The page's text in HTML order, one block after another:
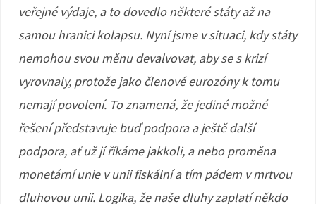
veřejné výdaje, a to dovedlo některé státy až na
samou hranici kolapsu. Nyní jsme v situaci, kdy státy
nemohou svou měnu devalvovat, aby se s krizí
vyrovnaly, protože jako členové eurozóny k tomu
nemají povolení. To znamená, že jediné možné
řešení představuje buď podpora a ještě další
podpora, ať už jí říkáme jakkoli, a nebo proměna
monetární unie v unii fiskální a tím pádem v mrtvou
dluhovou unii. Logika, že naše dluhy zaplatí někdo